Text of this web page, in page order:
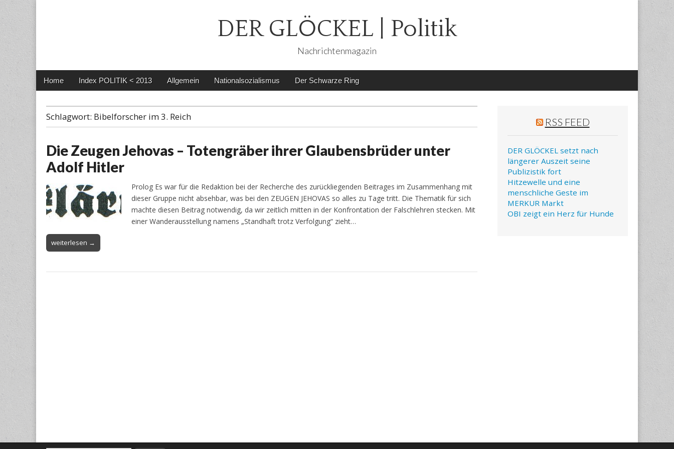
DER GLÖCKEL | Politik
Nachrichtenmagazin
Main
Skip
Home Index POLITIK < 2013 Allgemein Nationalsozialismus Der Schwarze Ring
Schlagwort: Bibelforscher im 3. Reich
Die Zeugen Jehovas – Totengräber ihrer Glaubensbrüder unter
Adolf Hitler
Prolog Es war für die Redaktion bei der Recherche des zurückliegenden Beitrages im Zusammenhang mit
dieser Gruppe nicht absehbar, was bei den ZEUGEN JEHOVAS so alles zu Tage tritt. Die Thematik für sich
machte diesen Beitrag notwendig, da wir zeitlich mitten in der Konfrontation der Falschlehren stecken. Mit
einer Wanderausstellung namens „Standhaft trotz Verfolgung“ zieht…
weiterlesen →
RSS FEED
DER GLÖCKEL setzt nach
längerer Auszeit seine
Publizistik fort
Hitzewelle und eine
menschliche Geste im
MERKUR Markt
OBI zeigt ein Herz für Hunde